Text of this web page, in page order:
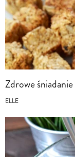
Zdrowe
ELLE